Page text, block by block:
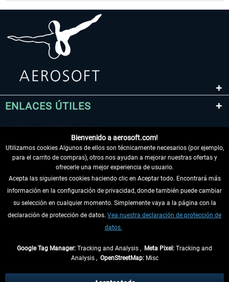
ENLACES ÚTILES
DESISTIR DEL CONTRATO
INFORMACIÓN
Bienvenido a aerosoft.com!
Utilizamos cookies Algunos de ellos son técnicamente necesarios (por ejemplo,
para el carrito de compras), otros nos ayudan a mejorar nuestras ofertas y
ofrecerle una mejor experiencia de usuario.
Acepta las siguientes cookies haciendo clic en Aceptar todo. Encontrará más
información en la configuración de privacidad, donde también puede cambiar
su selección en cualquier momento. Simplemente vaya a la página con la
declaración de protección de datos. Vea nuestra declaración de protección de
datos.
Google Tag Manager: Tracking and Analysis , Meta Pixel: Tracking and
Analysis , OpenStreetMap:Misc